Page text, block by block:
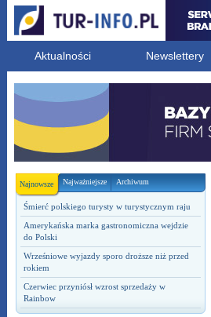
Aktualności Newslettery
Najnowsze Najważniejsze Archiwum
Śmierć polskiego turysty w turystycznym raju
Amerykańska marka gastronomiczna wejdzie
do Polski
Wrześniowe wyjazdy sporo droższe niż przed
rokiem
Czerwiec przyniósł wzrost sprzedaży w
Rainbow